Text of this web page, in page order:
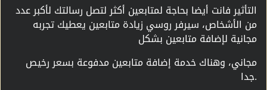
التأثير فانت أيضا بحاجة لمتابعين أكثر لتصل رسالتك لأكبر عدد
من الأشخاص، سيرفر روسي زيادة متابعين يعطيك تجربه
مجانية لإضافة متابعين بشكل
مجاني، وهناك خدمة إضافة متابعين مدفوعة بسعر رخيص
جدا.